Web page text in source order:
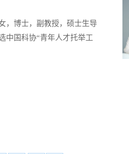
，博士，副教授，硕士生导
中国科协“青年人才托举工